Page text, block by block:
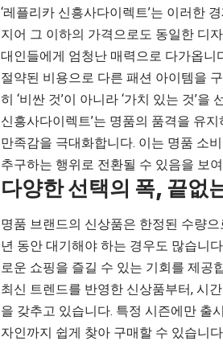
‘레플리카 신흥사다이렉트’는 이러한
지어 그 이하의 가격으로도 동일한 디
대인들에게 엄청난 매력으로 다가옵니
절약된 비용으로 다른 패션 아이템을
히 ‘비싼 것’이 아니라 ‘가치 있는 것’
신흥사다이렉트’는 명품의 품격을 유
만족감을 극대화합니다. 이는 명품 소
추구하는 행위로 전환될 수 있음을 보
다양한 선택의 폭, 끝없
명품 브랜드의 신상품은 한정된 수량
년 동안 대기해야 하는 경우도 많습니
로운 쇼핑을 즐길 수 있는 기회를 제공
최신 트렌드를 반영한 신상품부터, 시
을 갖추고 있습니다. 특정 시즌에만 출
자인까지 쉽게 찾아 구매할 수 있습니